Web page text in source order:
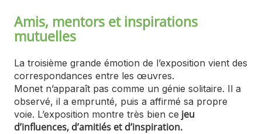
Amis, mentors et inspirations
mutuelles
La troisième grande émotion de l’exposition vient des
correspondances entre les œuvres.
Monet n’apparaît pas comme un génie solitaire. Il a
observé, il a emprunté, puis a affirmé sa propre
voie. L’exposition montre très bien ce jeu
d’influences, d’amitiés et d’inspiration.